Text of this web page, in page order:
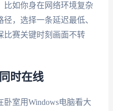
比如你身在网络环境复杂
，选择一条延迟最低、
比赛关键时刻画面不转
时在线
室用Windows电脑看大